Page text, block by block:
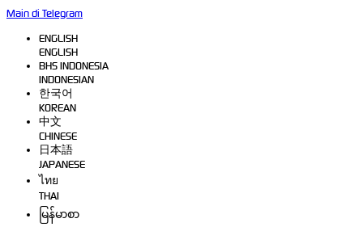
Main di Telegram
ENGLISH
ENGLISH
BHS INDONESIA
INDONESIAN
한국어
KOREAN
中文
CHINESE
日本語
JAPANESE
ไทย
THAI
မြန်မာစာ